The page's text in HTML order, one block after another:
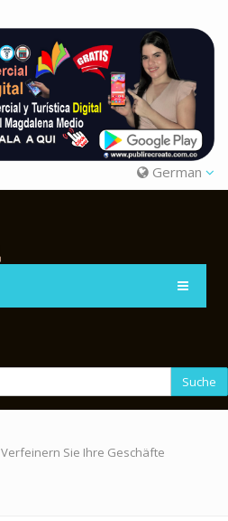
German
Suche
Verfeinern Sie Ihre Geschäfte